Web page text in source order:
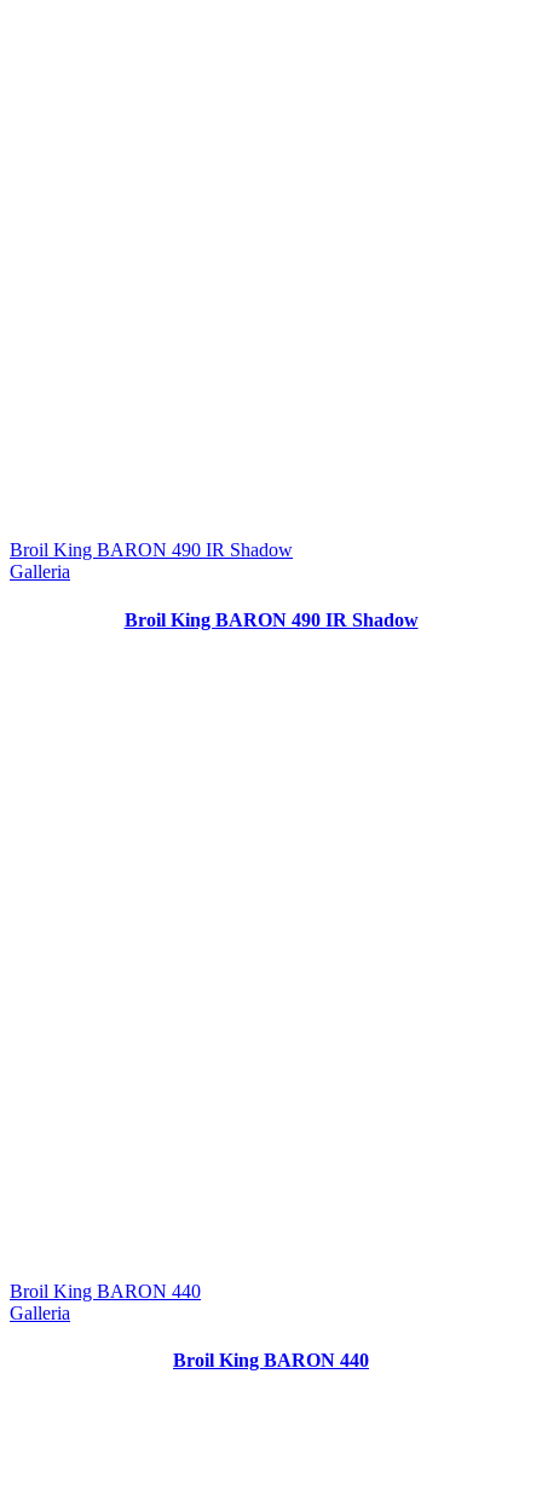
Broil King BARON 490 IR Shadow
Galleria
Broil King BARON 490 IR Shadow
Broil King BARON 440
Galleria
Broil King BARON 440